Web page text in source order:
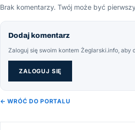
Brak komentarzy. Twój może być
Dodaj komentarz
Zaloguj się swoim kontem Żeglarski.info, aby
ZALOGUJ SIĘ
← WRÓĆ DO PORTALU